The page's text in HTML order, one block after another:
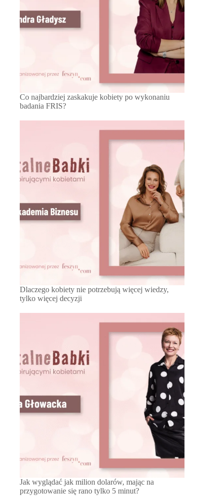
Co najbardziej zaskakuje kobiety po wykonaniu
badania FRIS?
Dlaczego kobiety nie potrzebują więcej wiedzy,
tylko więcej decyzji
Jak wyglądać jak milion dolarów, mając na
przygotowanie się rano tylko 5 minut?